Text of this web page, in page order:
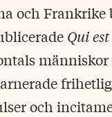
och Frankrike
Qui
och